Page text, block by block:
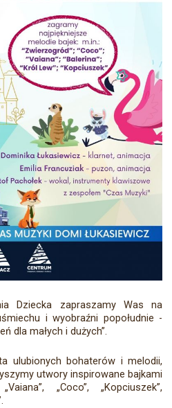
Dziecka zapraszamy Was na
i wyobraźni popołudnie -
dla małych i dużych”.
ulubionych bohaterów i melodii,
utwory inspirowane bajkami
„Coco”, „Kopciuszek”,